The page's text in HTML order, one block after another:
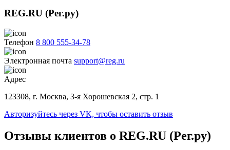
REG.RU (Рег.ру)
Телефон 8 800 555-34-78
Электронная почта support@reg.ru
Адрес
123308, г. Москва, 3-я Хорошевская 2, стр. 1
Авторизуйтесь через VK, чтобы оставить отзыв
Отзывы клиентов о REG.RU (Рег.ру)